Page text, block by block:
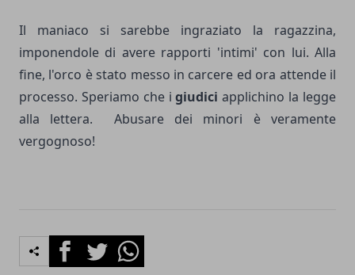
Il maniaco si sarebbe ingraziato la ragazzina,
imponendole di avere rapporti 'intimi' con lui. Alla
fine, l'orco è stato messo in carcere ed ora attende il
processo. Speriamo che igiudici applichino la legge
alla lettera. Abusare dei minori è veramente
vergognoso!
FacebookTwitterWhatsapp